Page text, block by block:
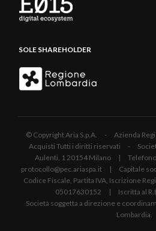
SOLE SHAREHOLDER
© Copyright Aria S.p.A. - Azienda
Acquisti Tutti i diritti riservati -
Aulenti, 1 20154 Milano |
protocollo@pec.ariaspa.it | Capitale
Codice Fiscale, Partita IVA, Iscrizione
05017630152 | Iscritta al
Società soggetta a direzione e
Lombardia.